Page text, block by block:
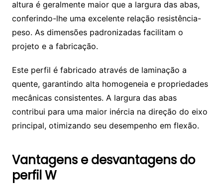
altura é geralmente maior que a largura das abas,
conferindo-lhe uma excelente relação resistência-
peso. As dimensões padronizadas facilitam o
projeto e a fabricação.
Este perfil é fabricado através de laminação a
quente, garantindo alta homogeneia e propriedades
mecânicas consistentes. A largura das abas
contribui para uma maior inércia na direção do eixo
principal, otimizando seu desempenho em flexão.
Vantagens e desvantagens do
perfil W